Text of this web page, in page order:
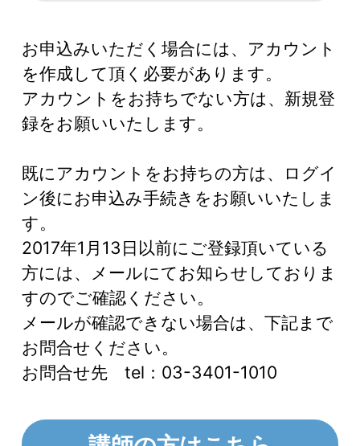
お申込みいただく場合には、アカウント
を作成して頂く必要があります。
アカウントをお持ちでない方は、新規登
録をお願いいたします。
既にアカウントをお持ちの方は、ログイ
ン後にお申込み手続きをお願いいたしま
す。
2017年1月13日以前にご登録頂いている
方には、メールにてお知らせしておりま
すのでご確認ください。
メールが確認できない場合は、下記まで
お問合せください。
お問合せ先 tel：03-3401-1010